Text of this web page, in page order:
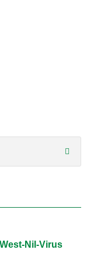
Nil-Virus